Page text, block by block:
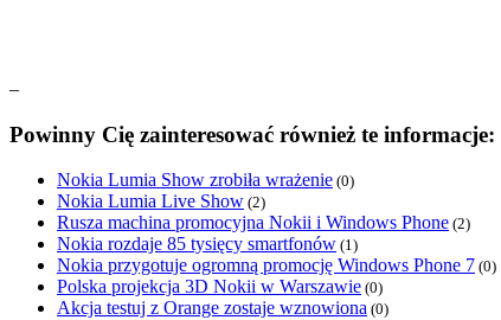
–
Powinny Cię zainteresować również te informacje:
Nokia Lumia Show zrobiła wrażenie (0)
Nokia Lumia Live Show (2)
Rusza machina promocyjna Nokii i Windows Phone (2)
Nokia rozdaje 85 tysięcy smartfonów (1)
Nokia przygotuje ogromną promocję Windows Phone 7 (0)
Polska projekcja 3D Nokii w Warszawie (0)
Akcja testuj z Orange zostaje wznowiona (0)